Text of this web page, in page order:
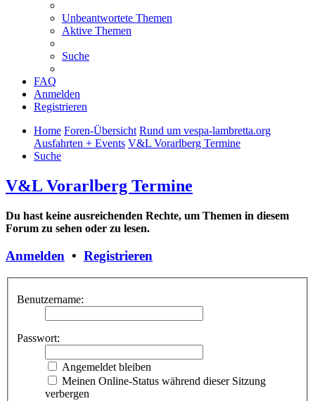
Unbeantwortete Themen
Aktive Themen
Suche
FAQ
Anmelden
Registrieren
Home Foren-Übersicht Rund um vespa-lambretta.org
Ausfahrten + Events V&L Vorarlberg Termine
Suche
V&L Vorarlberg Termine
Du hast keine ausreichenden Rechte, um Themen in diesem
Forum zu sehen oder zu lesen.
Anmelden • Registrieren
Benutzername:
Passwort:
Angemeldet bleiben
Meinen Online-Status während dieser Sitzung
verbergen